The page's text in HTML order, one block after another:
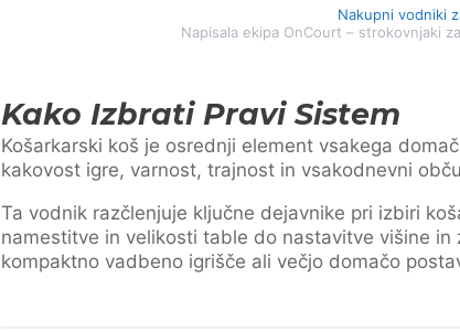
Nakupni vodniki
Napisala ekipa OnCourt – strokovnjaki
Kako Izbrati Pravi Sistem
Košarkarski koš je osrednji element vsakega
kakovost igre, varnost, trajnost in vsakodnevni
Ta vodnik razčlenjuje ključne dejavnike pri izbiri
namestitve in velikosti table do nastavitve višine
kompaktno vadbeno igrišče ali večjo domačo